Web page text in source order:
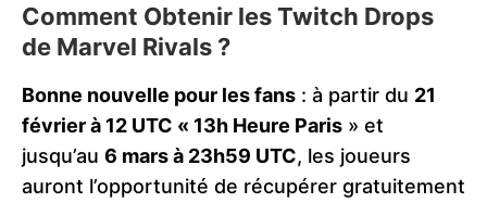
Comment Obtenir les Twitch Drops
de Marvel Rivals ?
Bonne nouvelle pour les fans : à partir du 21
février à 12 UTC « 13h Heure Paris » et
jusqu’au 6 mars à 23h59 UTC, les joueurs
auront l’opportunité de récupérer gratuitement